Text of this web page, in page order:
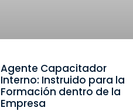
Agente Capacitador
Interno: Instruido para la
Formación dentro de la
Empresa